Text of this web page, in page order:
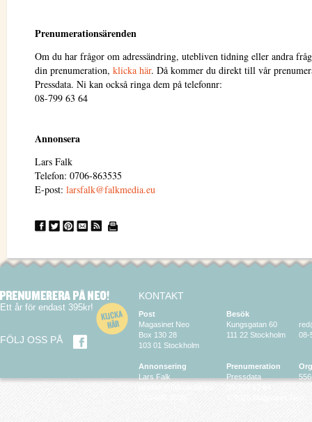
Prenumerationsärenden
Om du har frågor om adressändring, utebliven tidning eller andra
din prenumeration, klicka här. Då kommer du direkt till vår
Pressdata. Ni kan också ringa dem på telefonnr:
08-799 63 64
Annonsera
Lars Falk
Telefon: 0706-863535
E-post: larsfalk@falkmedia.eu
Ett år för endast 395kr!
FÖLJ OSS PÅ
KONTAKT
Post
Magasinet Neo
Box 130 28
103 01 Stockholm
Annonsering
Lars Falk
Besök
Kungsgatan 60
111 22 Stockholm
Prenumeration
Pressdata
08-